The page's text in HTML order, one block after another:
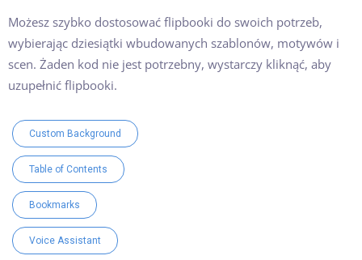
Możesz szybko dostosować flipbooki do swoich potrzeb,
wybierając dziesiątki wbudowanych szablonów, motywów i
scen. Żaden kod nie jest potrzebny, wystarczy kliknąć, aby
uzupełnić flipbooki.
Custom Background
Table of Contents
Bookmarks
Voice Assistant